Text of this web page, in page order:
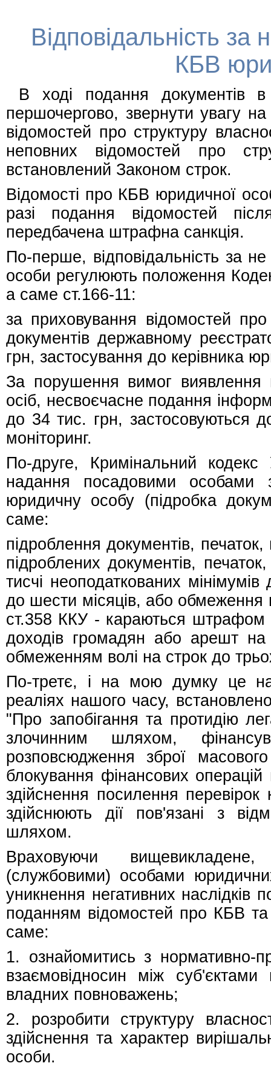
Відповідальність
КБВ
В ході подання документів в
першочергово, звернути увагу
відомостей про структуру
неповних відомостей про
встановлений Законом строк.
Відомості про КБВ юридичної
разі подання відомостей
передбачена штрафна санкція.
По-перше, відповідальність за
особи регулюють положення
а саме ст.166-11:
за приховування відомостей
документів державному
грн, застосування до керівника
За порушення вимог виявлення
осіб, несвоєчасне подання
до 34 тис. грн, застосовуються
моніторинг.
По-друге, Кримінальний кодекс
надання посадовими особами
юридичну особу (підробка
саме:
підроблення документів,
підроблених документів,
тисчі неоподаткованих
до шести місяців, або обмеження
ст.358 ККУ - караються штрафом
доходів громадян або арешт
обмеженням волі на строк до
По-третє, і на мою думку це
реаліях нашого часу,
"Про запобігання та протидію
злочинним шляхом,
розповсюдження зброї
блокування фінансових
здійснення посилення
здійснюють дії пов'язані з
шляхом.
Враховуючи
(службовими) особами
уникнення негативних
поданням відомостей про КБВ та
саме:
1. ознайомитись з
взаємовідносин між суб'єктами
владних повноважень;
2. розробити структуру
здійснення та характер
особи.